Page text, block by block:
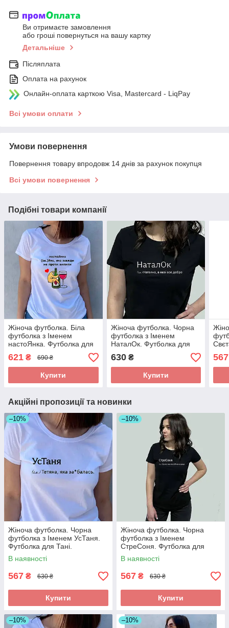
Ви отримаєте замовлення
або гроші повернуться на вашу картку
Детальніше
Післяплата
Оплата на рахунок
Онлайн-оплата карткою Visa, Mastercard - LiqPay
Всі умови оплати
Умови повернення
Повернення товару впродовж 14 днів за рахунок покупця
Всі умови повернення
Подібні товари компанії
Жіноча футболка. Біла
футболка з Іменем
настоЯнка. Футболка для
Яни
621 ₴ 690 ₴
Купити
Жіноча футболка. Чорна
футболка з Іменем
НаталОк. Футболка для
Наталки.
630₴
Купити
для
567
Акційні пропозиції та новинки
–10%
Жіноча футболка. Чорна
футболка з Іменем УсТаня.
Футболка для Тані.
В наявності
567 ₴ 630 ₴
Купити
–10%
Жіноча футболка. Чорна
футболка з Іменем
СтреСоня. Футболка для
Соні.
В наявності
567 ₴ 630 ₴
Купити
–10% –10%